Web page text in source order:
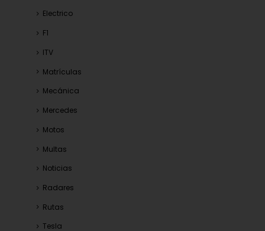
Electrico
F1
ITV
Matrículas
Mecánica
Mercedes
Motos
Multas
Noticias
Radares
Rutas
Tesla